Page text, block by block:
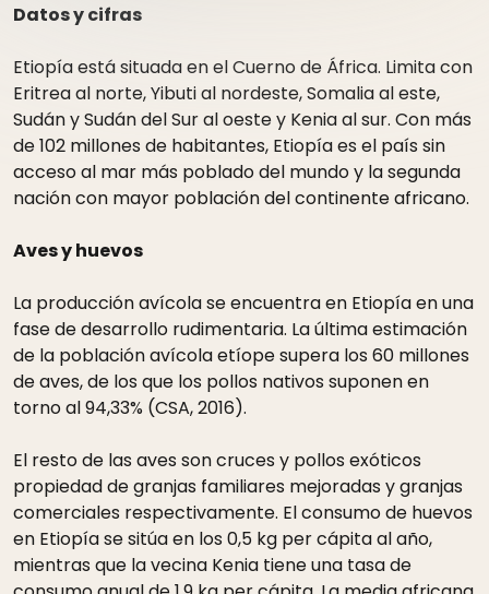
Datos y cifras
Etiopía está situada en el Cuerno de África. Limita con
Eritrea al norte, Yibuti al nordeste, Somalia al este,
Sudán y Sudán del Sur al oeste y Kenia al sur. Con más
de 102 millones de habitantes, Etiopía es el país sin
acceso al mar más poblado del mundo y la segunda
nación con mayor población del continente africano.
Aves y huevos
La producción avícola se encuentra en Etiopía en una
fase de desarrollo rudimentaria. La última estimación
de la población avícola etíope supera los 60 millones
de aves, de los que los pollos nativos suponen en
torno al 94,33% (CSA, 2016).
El resto de las aves son cruces y pollos exóticos
propiedad de granjas familiares mejoradas y granjas
comerciales respectivamente. El consumo de huevos
en Etiopía se sitúa en los 0,5 kg per cápita al año,
mientras que la vecina Kenia tiene una tasa de